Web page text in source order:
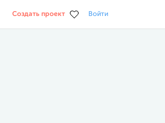
Создать проект Войти